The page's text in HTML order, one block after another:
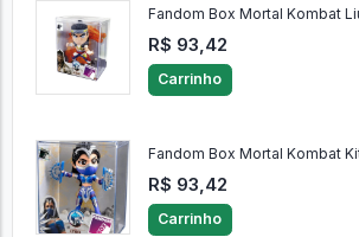
Fandom Box Mortal Kombat
R$ 93,42
Carrinho
Fandom Box Mortal Kombat
R$ 93,42
Carrinho